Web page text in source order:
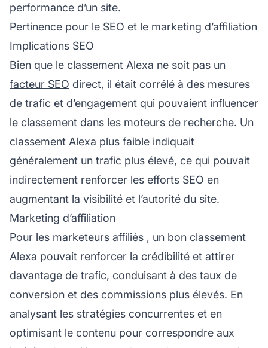
performance d’un site.
Pertinence pour le SEO et le marketing d’affiliation
Implications SEO
Bien que le classement Alexa ne soit pas un
facteur SEO direct, il était corrélé à des mesures
de trafic et d’engagement qui pouvaient influencer
le classement dans les moteurs de recherche. Un
classement Alexa plus faible indiquait
généralement un trafic plus élevé, ce qui pouvait
indirectement renforcer les efforts SEO en
augmentant la visibilité et l’autorité du site.
Marketing d’affiliation
Pour les marketeurs affiliés , un bon classement
Alexa pouvait renforcer la crédibilité et attirer
davantage de trafic, conduisant à des taux de
conversion et des commissions plus élevés. En
analysant les stratégies concurrentes et en
optimisant le contenu pour correspondre aux